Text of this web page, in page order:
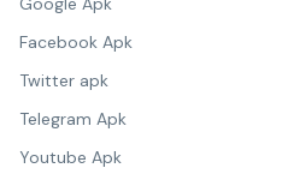
Facebook Apk
Twitter apk
Telegram Apk
Youtube Apk